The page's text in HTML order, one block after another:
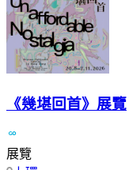
《幾堪回首》展覽
展覽